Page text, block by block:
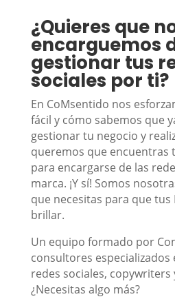
¿Quieres que
encarguemos
gestionar tus
sociales por ti?
En CoMsentido nos
fácil y cómo sabemos que
gestionar tu negocio y
queremos que
para encargarse de las
marca. ¡Y sí! Somos
que necesitas para que tus
brillar.
Un equipo formado por
consultores especializados
redes sociales, copywriters
¿Necesitas algo más?